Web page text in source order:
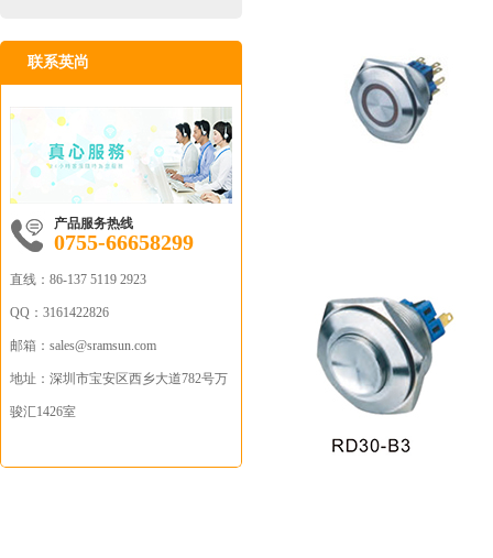
联系英尚
产品服务热线
0755-66658299
直线： 86-137 5119 2923
QQ： 3161422826
邮箱：sales@sramsun.com
地址： 深圳市宝安区西乡大道782号万
骏汇1426室